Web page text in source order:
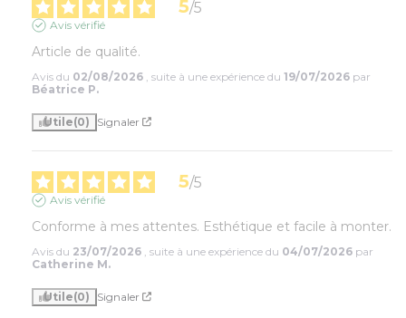
5/5
Avis vérifié
Article de qualité.
Avis du 02/08/2026 , suite à une expérience du 19/07/2026 par
Béatrice P.
Utile(0) Signaler
5/5
Avis vérifié
Conforme à mes attentes. Esthétique et facile à monter.
Avis du 23/07/2026 , suite à une expérience du 04/07/2026 par
Catherine M.
Utile(0) Signaler